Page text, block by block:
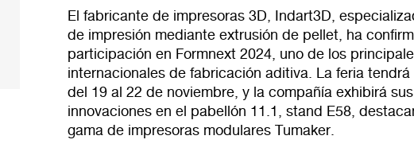
El fabricante de impresoras 3D, Indart3D,
de impresión mediante extrusión de pellet, ha
participación en Formnext 2024, uno de los
internacionales de fabricación aditiva. La feria
del 19 al 22 de noviembre, y la compañía exhibirá
innovaciones en el pabellón 11.1, stand E58,
gama de impresoras modulares Tumaker.